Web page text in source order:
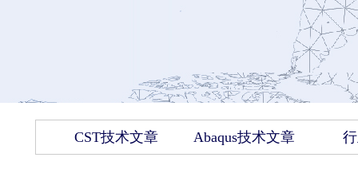
CST技术文章 Abaqus技术文章